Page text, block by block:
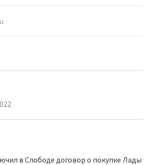
в Слободе договор о покупке Лады